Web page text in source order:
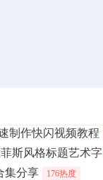
制作快闪视频教程
斯风格标题艺术字
集分享 176热度